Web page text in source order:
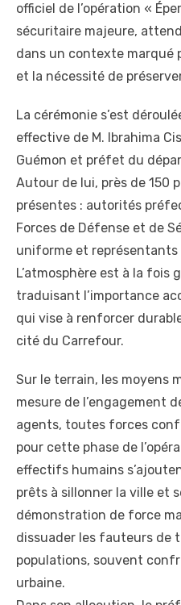
officiel de l’opération «
sécuritaire majeure,
dans un contexte marqué
et la nécessité de
La cérémonie s’est
effective de M. Ibrahima
Guémon et préfet du
Autour de lui, près de 150
présentes : autorités
Forces de Défense et de
uniforme et représentants
L’atmosphère est à la fois
traduisant l’importance
qui vise à renforcer
cité du Carrefour.
Sur le terrain, les moyens
mesure de l’engagement
agents, toutes forces
pour cette phase de
effectifs humains
prêts à sillonner la ville et
démonstration de force
dissuader les fauteurs de
populations, souvent
urbaine.